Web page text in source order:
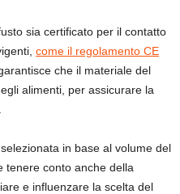
sia certificato per il contatto
come il regolamento CE
che il materiale del
alimenti, per assicurare la
in base al volume del
tenere conto anche della
e influenzare la scelta del